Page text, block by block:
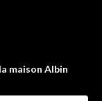
maison Albin